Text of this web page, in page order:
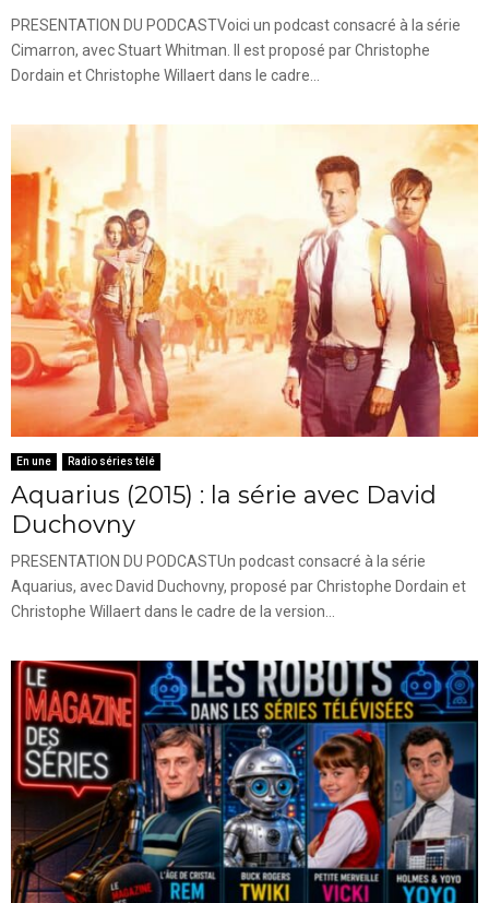
PRESENTATION DU PODCASTVoici un podcast consacré à la série
Cimarron, avec Stuart Whitman. Il est proposé par Christophe
Dordain et Christophe Willaert dans le cadre...
En une Radio séries télé
Aquarius (2015) : la série avec David
Duchovny
PRESENTATION DU PODCASTUn podcast consacré à la série
Aquarius, avec David Duchovny, proposé par Christophe Dordain et
Christophe Willaert dans le cadre de la version...